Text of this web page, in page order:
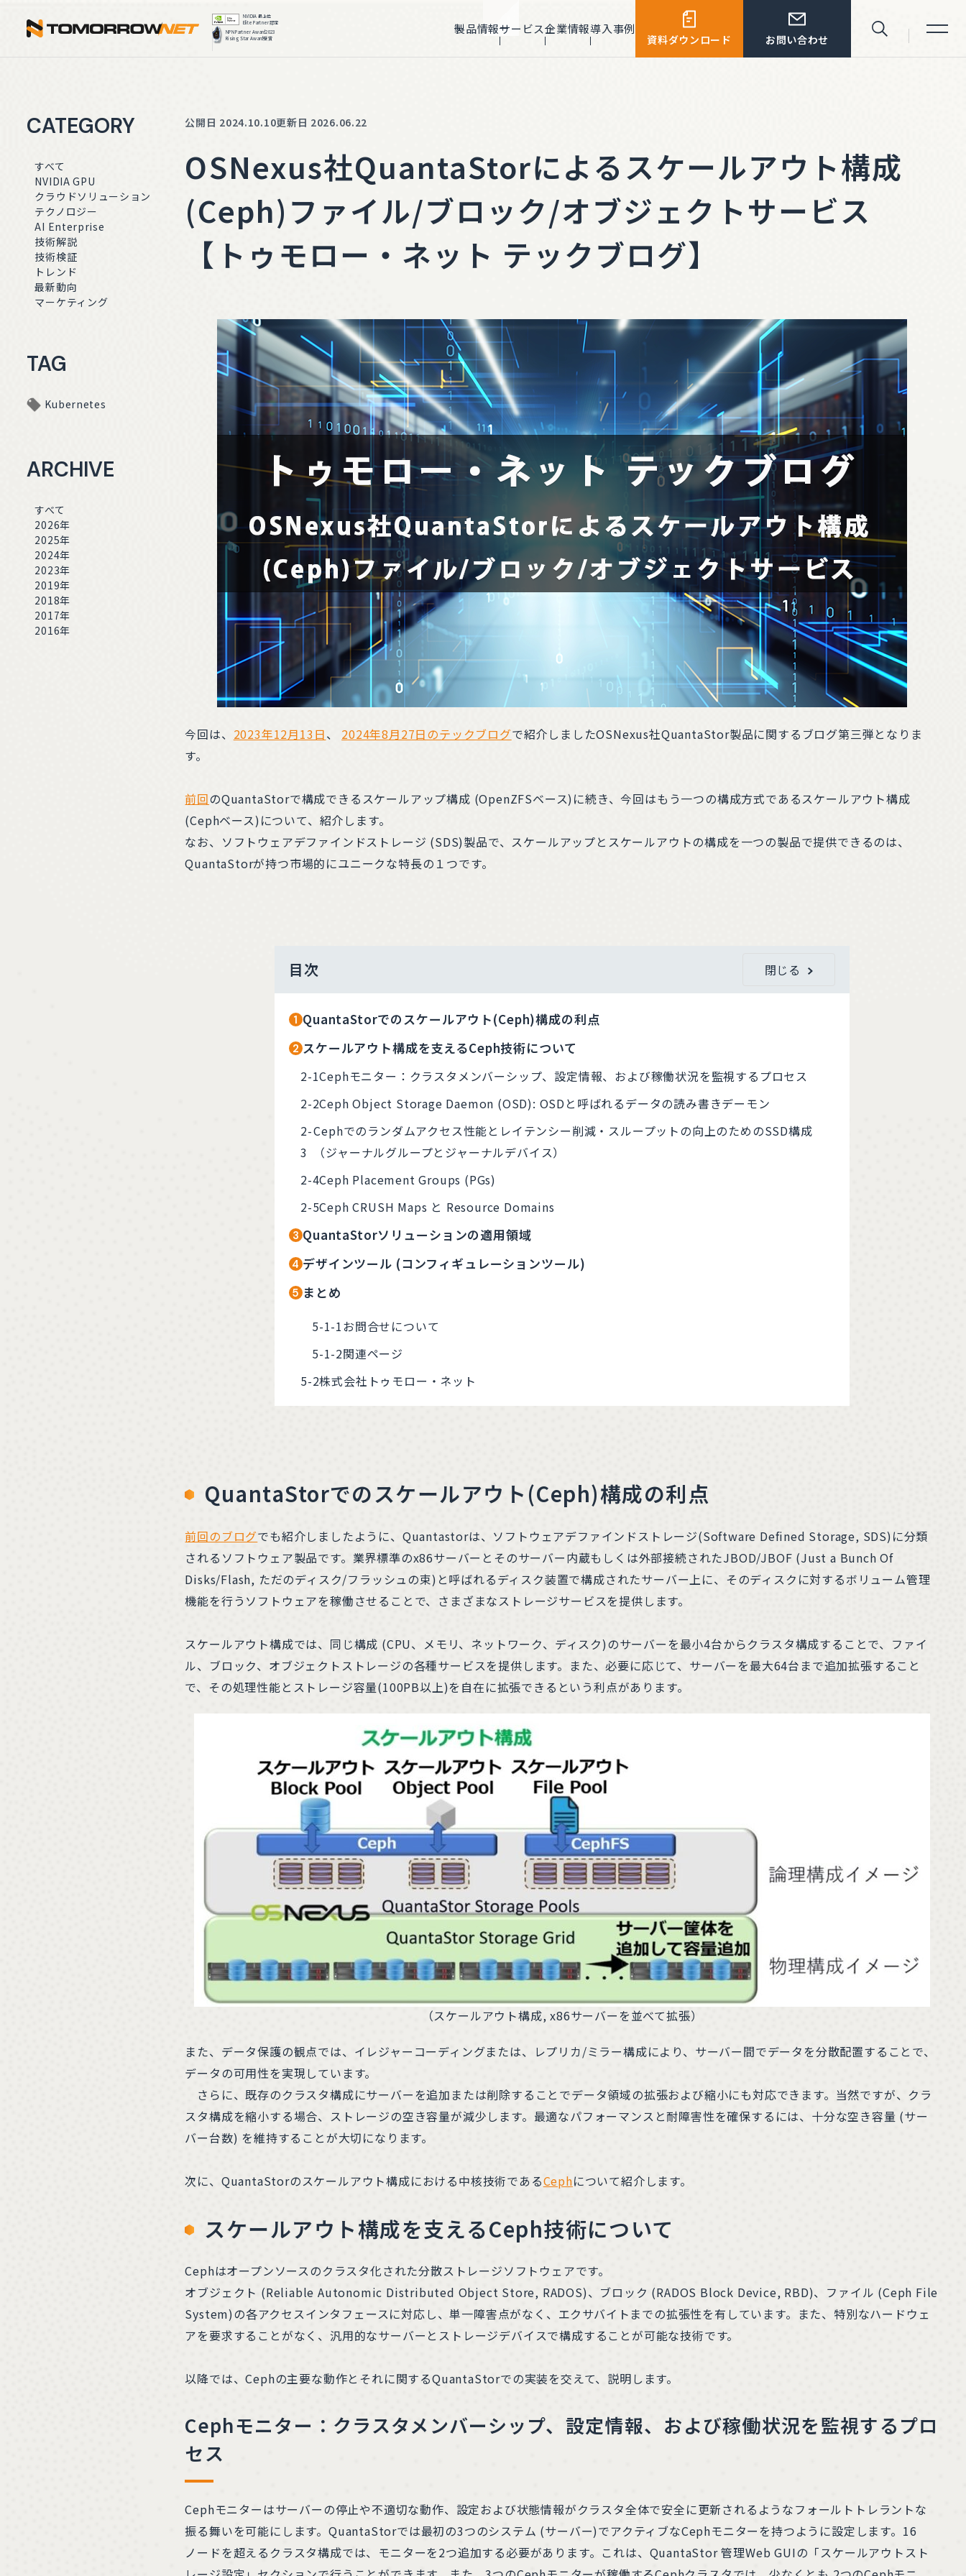
株式会社トゥモロー・ネット NVIDIA 最上位
Elite Partner認定
NPN Partner Award2023
製品情報サービス企業情報導入事例
資料ダウンロード お問い合わせ サイト内検索
公開日 2024.10.10更新日 2026.06.22
OSNexus社QuantaStorによるスケールアウト構成
(Ceph)ファイル/ブロック/オブジェクトサービス
【トゥモロー・ネット テックブログ】
今回は、 2023年12月13日、 2024年8月27日のテックブログで紹介しましたOSNexus社QuantaStor製品に関するブログ第三弾となりま
す。
前回のQuantaStorで構成できるスケールアップ構成 (OpenZFSベース)に続き、今回はもう一つの構成方式であるスケールアウト構成
(Cephベース)について、紹介します。
なお、ソフトウェアデファインドストレージ (SDS)製品で、スケールアップとスケールアウトの構成を一つの製品で提供できるのは、
QuantaStorが持つ市場的にユニークな特長の１つです。
目次 閉じる
QuantaStorでのスケールアウト(Ceph)構成の利点
スケールアウト構成を支えるCeph技術について
Cephモニター：クラスタメンバーシップ、設定情報、および稼働状況を監視するプロセス
Ceph Object Storage Daemon (OSD): OSDと呼ばれるデータの読み書きデーモン
Cephでのランダムアクセス性能とレイテンシー削減・スループットの向上のためのSSD構成
（ジャーナルグループとジャーナルデバイス）
Ceph Placement Groups (PGs)
Ceph CRUSH Maps と Resource Domains
QuantaStorソリューションの適用領域
デザインツール (コンフィギュレーションツール)
まとめ
お問合せについて
関連ページ
株式会社トゥモロー・ネット
QuantaStorでのスケールアウト(Ceph)構成の利点
前回のブログでも紹介しましたように、Quantastorは、ソフトウェアデファインドストレージ(Software Defined Storage, SDS)に分類
されるソフトウェア製品です。業界標準のx86サーバーとそのサーバー内蔵もしくは外部接続されたJBOD/JBOF (Just a Bunch Of
Disks/Flash, ただのディスク/フラッシュの束)と呼ばれるディスク装置で構成されたサーバー上に、そのディスクに対するボリューム管理
機能を行うソフトウェアを稼働させることで、さまざまなストレージサービスを提供します。
スケールアウト構成では、同じ構成 (CPU、メモリ、ネットワーク、ディスク)のサーバーを最小4台からクラスタ構成することで、ファイ
ル、ブロック、オブジェクトストレージの各種サービスを提供します。また、必要に応じて、サーバーを最大64台まで追加拡張すること
で、その処理性能とストレージ容量(100PB以上)を自在に拡張できるという利点があります。
（スケールアウト構成, x86サーバーを並べて拡張）
また、データ保護の観点では、イレジャーコーディングまたは、レプリカ/ミラー構成により、サーバー間でデータを分散配置することで、
データの可用性を実現しています。
さらに、既存のクラスタ構成にサーバーを追加または削除することでデータ領域の拡張および縮小にも対応できます。当然ですが、クラ
スタ構成を縮小する場合、ストレージの空き容量が減少します。最適なパフォーマンスと耐障害性を確保するには、十分な空き容量 (サー
バー台数) を維持することが大切になります。
次に、QuantaStorのスケールアウト構成における中核技術であるCephについて紹介します。
スケールアウト構成を支えるCeph技術について
Cephはオープンソースのクラスタ化された分散ストレージソフトウェアです。
オブジェクト (Reliable Autonomic Distributed Object Store, RADOS)、ブロック (RADOS Block Device, RBD)、ファイル (Ceph File
System)の各アクセスインタフェースに対応し、単一障害点がなく、エクサバイトまでの拡張性を有しています。また、特別なハードウェ
アを要求することがなく、汎用的なサーバーとストレージデバイスで構成することが可能な技術です。
以降では、Cephの主要な動作とそれに関するQuantaStorでの実装を交えて、説明します。
Cephモニター：クラスタメンバーシップ、設定情報、および稼働状況を監視するプロ
セス
Cephモニターはサーバーの停止や不適切な動作、設定および状態情報がクラスタ全体で安全に更新されるようなフォールトトレラントな
振る舞いを可能にします。QuantaStorでは最初の3つのシステム (サーバー)でアクティブなCephモニターを持つように設定します。16
ノードを超えるクラスタ構成では、モニターを2つ追加する必要があります。これは、QuantaStor 管理Web GUIの「スケールアウトスト
CATEGORY
すべて
NVIDIA GPU
クラウドソリューション
テクノロジー
AI Enterprise
技術解説
技術検証
トレンド
最新動向
マーケティング
TAG
Kubernetes
ARCHIVE
すべて
2026年
2025年
2024年
2023年
2019年
2018年
2017年
2016年